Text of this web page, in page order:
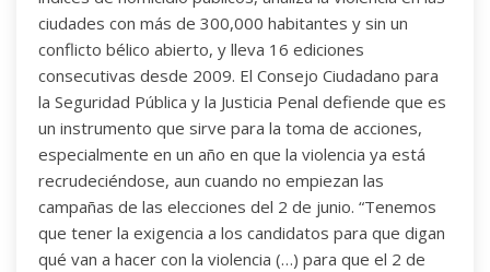
ciudades con más de 300,000 habitantes y sin un
conflicto bélico abierto, y lleva 16 ediciones
consecutivas desde 2009. El Consejo Ciudadano para
la Seguridad Pública y la Justicia Penal defiende que es
un instrumento que sirve para la toma de acciones,
especialmente en un año en que la violencia ya está
recrudeciéndose, aun cuando no empiezan las
campañas de las elecciones del 2 de junio. “Tenemos
que tener la exigencia a los candidatos para que digan
qué van a hacer con la violencia (…) para que el 2 de